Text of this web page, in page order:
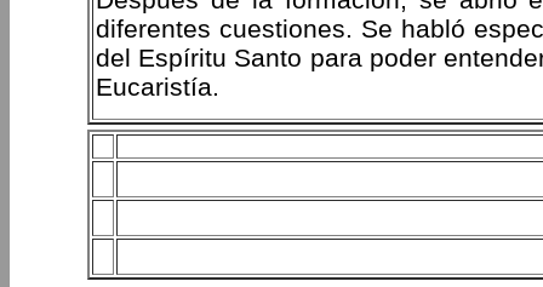
diferentes cuestiones. Se habló
del Espíritu Santo para poder
Eucaristía.